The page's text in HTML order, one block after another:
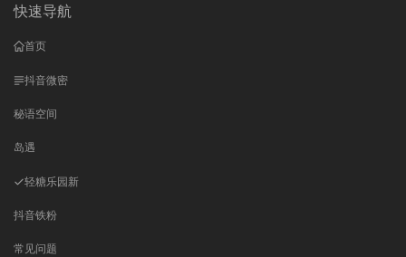
快速导航
首页
抖音微密
秘语空间
岛遇
轻糖乐园新
抖音铁粉
常见问题